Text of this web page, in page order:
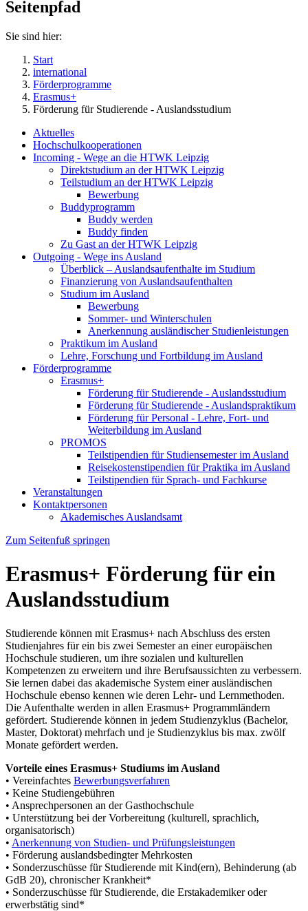
Seitenpfad
Sie sind hier:
Start
international
Förderprogramme
Erasmus+
Förderung für Studierende - Auslandsstudium
Aktuelles
Hochschulkooperationen
Incoming - Wege an die HTWK Leipzig
Direktstudium an der HTWK Leipzig
Teilstudium an der HTWK Leipzig
Bewerbung
Buddyprogramm
Buddy werden
Buddy finden
Zu Gast an der HTWK Leipzig
Outgoing - Wege ins Ausland
Überblick – Auslandsaufenthalte im Studium
Finanzierung von Auslandsaufenthalten
Studium im Ausland
Bewerbung
Sommer- und Winterschulen
Anerkennung ausländischer Studienleistungen
Praktikum im Ausland
Lehre, Forschung und Fortbildung im Ausland
Förderprogramme
Erasmus+
Förderung für Studierende - Auslandsstudium
Förderung für Studierende - Auslandspraktikum
Förderung für Personal - Lehre, Fort- und
Weiterbildung im Ausland
PROMOS
Teilstipendien für Studiensemester im Ausland
Reisekostenstipendien für Praktika im Ausland
Teilstipendien für Sprach- und Fachkurse
Veranstaltungen
Kontaktpersonen
Akademisches Auslandsamt
Zum Seitenfuß springen
Erasmus+ Förderung für ein
Auslandsstudium
Studierende können mit Erasmus+ nach Abschluss des ersten
Studienjahres für ein bis zwei Semester an einer europäischen
Hochschule studieren, um ihre sozialen und kulturellen
Kompetenzen zu erweitern und ihre Berufsaussichten zu verbessern.
Sie lernen dabei das akademische System einer ausländischen
Hochschule ebenso kennen wie deren Lehr- und Lernmethoden.
Die Aufenthalte werden in allen Erasmus+ Programmländern
gefördert. Studierende können in jedem Studienzyklus (Bachelor,
Master, Doktorat) mehrfach und je Studienzyklus bis max. zwölf
Monate gefördert werden.
Vorteile eines Erasmus+ Studiums im Ausland
• Vereinfachtes Bewerbungsverfahren
• Keine Studiengebühren
• Ansprechpersonen an der Gasthochschule
• Unterstützung bei der Vorbereitung (kulturell, sprachlich,
organisatorisch)
• Anerkennung von Studien- und Prüfungsleistungen
• Förderung auslandsbedingter Mehrkosten
• Sonderzuschüsse für Studierende mit Kind(ern), Behinderung (ab
GdB 20), chronischer Krankheit*
• Sonderzuschüsse für Studierende, die Erstakademiker oder
erwerbstätig sind*